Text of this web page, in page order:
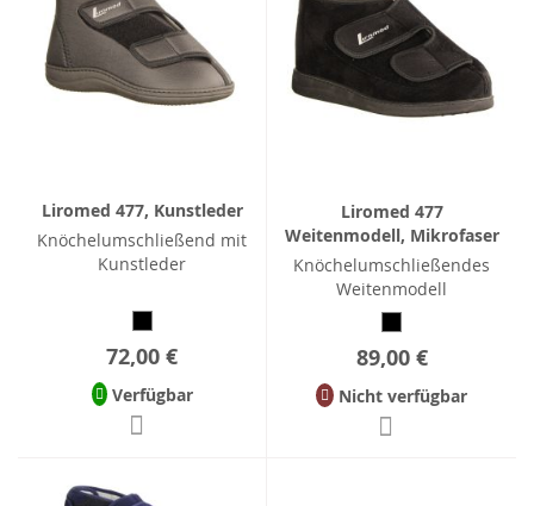
Liromed 477, Kunstleder
Knöchelumschließend mit
Kunstleder
72,00 €
Verfügbar
Liromed 477
Weitenmodell, Mikrofaser
Knöchelumschließendes
Weitenmodell
89,00 €
Nicht verfügbar